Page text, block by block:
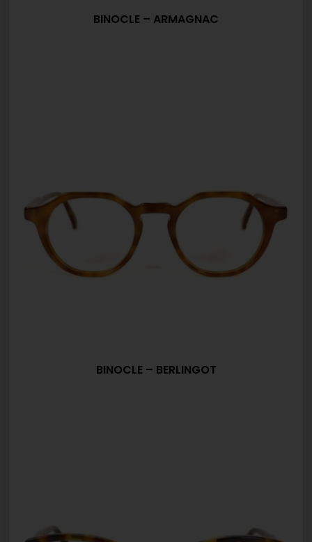
BINOCLE – ARMAGNAC
BINOCLE – BERLINGOT